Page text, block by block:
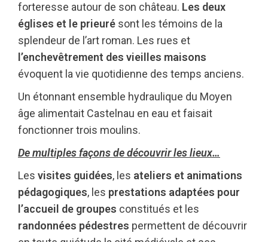
forteresse autour de son château. Les deux
églises et le prieuré sont les témoins de la
splendeur de l’art roman. Les rues et
l’enchevêtrement des vieilles maisons
évoquent la vie quotidienne des temps anciens.
Un étonnant ensemble hydraulique du Moyen
âge alimentait Castelnau en eau et faisait
fonctionner trois moulins.
De multiples façons de découvrir les lieux…
Les visites guidées, les ateliers et animations
pédagogiques, les prestations adaptées pour
l’accueil de groupes constitués et les
randonnées pédestres permettent de découvrir